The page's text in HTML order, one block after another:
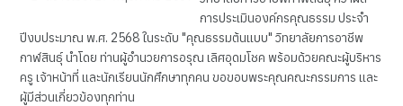
การประเมินองค์กรคุณธรรม ประจำ
ปีงบประมาณ พ.ศ. 2568 ในระดับ "คุณธรรมต้นแบบ" วิทยาลัยการอาชีพ
กาฬสินธุ์ นำโดย ท่านผู้อำนวยการอรุณ เลิศอุดมโชค พร้อมด้วยคณะผู้บริหาร
ครู เจ้าหน้าที่ และนักเรียนนักศึกษาทุกคน ขอขอบพระคุณคณะกรรมการ และ
ผู้มีส่วนเกี่ยวข้องทุกท่าน